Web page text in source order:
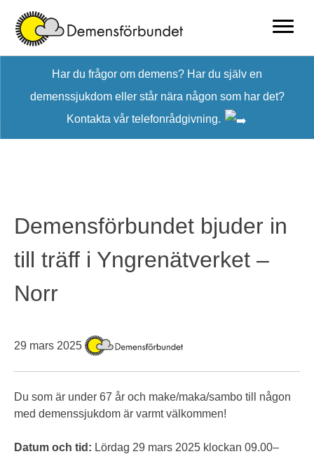
content
Har du frågor om demens? Har du själv en
demenssjukdom eller står nära någon som har det?
Kontakta vår telefonrådgivning.
Demensförbundet bjuder in
till träff i Yngrenätverket –
Norr
29 mars 2025
Du som är under 67 år och make/maka/sambo till någon
med demenssjukdom är varmt välkommen!
Datum och tid: Lördag 29 mars 2025 klockan 09.00–